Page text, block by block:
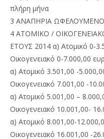
πλήρη μήνα
3 ΑΝΑΠΗΡΙΑ
4 ΑΤΟΜΙΚΟ /
ΕΤΟΥΣ 2014 α)
Οικογενειακό 0-7.000,00
α) Ατομικό
Οικογενειακό 7.001,00 -
α) Ατομικό
Οικογενειακό 10.001,00-
α) Ατομικό
Οικογενειακό 16.001,00 -